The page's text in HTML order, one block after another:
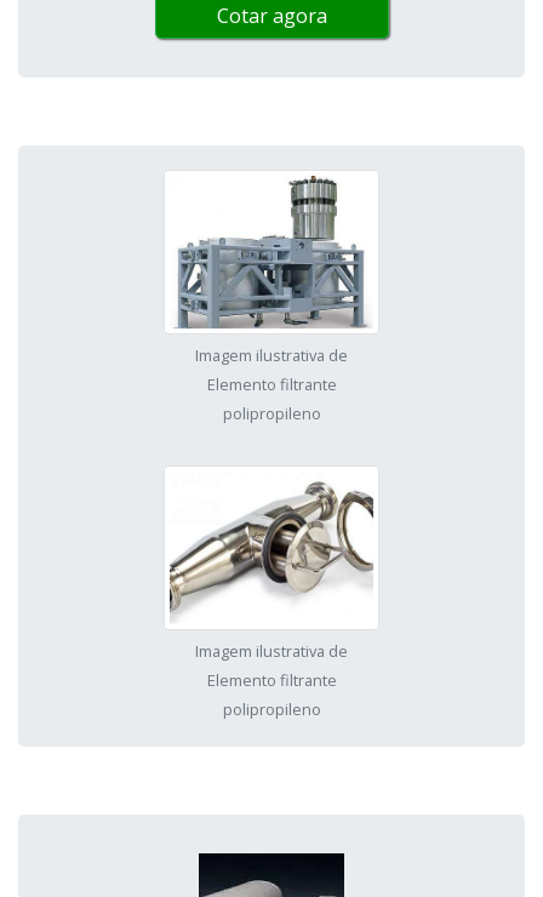
Cotar agora
Imagem ilustrativa de
Elemento filtrante
polipropileno
Imagem ilustrativa de
Elemento filtrante
polipropileno